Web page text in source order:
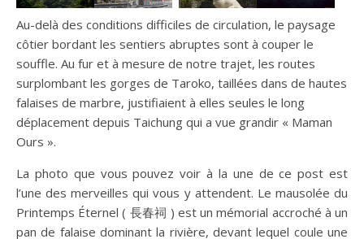
Au-delà des conditions difficiles de circulation, le paysage
côtier bordant les sentiers abruptes sont à couper le
souffle. Au fur et à mesure de notre trajet, les routes
surplombant les gorges de Taroko, taillées dans de hautes
falaises de marbre, justifiaient à elles seules le long
déplacement depuis Taichung qui a vue grandir « Maman
Ours ».
La photo que vous pouvez voir à la une de ce post est
l’une des merveilles qui vous y attendent. Le mausolée du
Printemps Éternel ( 長春祠 ) est un mémorial accroché à un
pan de falaise dominant la rivière, devant lequel coule une